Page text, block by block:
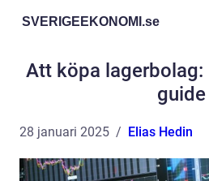
SVERIGEEKONOMI.se
Att köpa
guide
28 januari 2025 Elias Hedin